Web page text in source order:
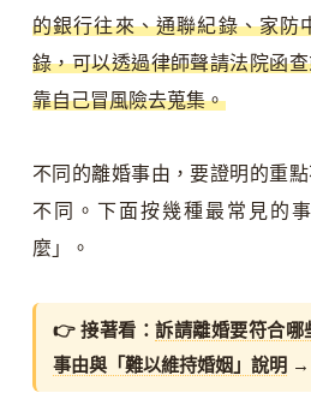
的銀行往來、通聯紀錄、家防
錄，可以透過律師聲請法院函
靠自己冒風險去蒐集。
不同的離婚事由，要證明的重
不同。下面按幾種最常見的
麼」。
👉 接著看：訴請離婚要符合哪
事由與「難以維持婚姻」說明 →